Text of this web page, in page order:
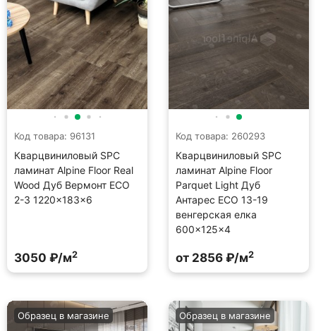
Код товара: 96131
Кварцвиниловый SPC
ламинат Alpine Floor Real
Wood Дуб Вермонт ECO
2-3 1220×183×6
3050 ₽/м2
Код товара: 260293
Кварцвиниловый SPC
ламинат Alpine Floor
Parquet Light Дуб
Антарес ECO 13-19
венгерская елка
600×125×4
от 2856 ₽/м2
Образец в магазине Образец в магазине